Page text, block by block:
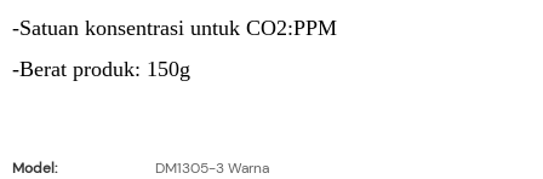
-Satuan konsentrasi untuk CO2:PPM
-Berat produk: 150g
Model:
DM1305-3 Warna